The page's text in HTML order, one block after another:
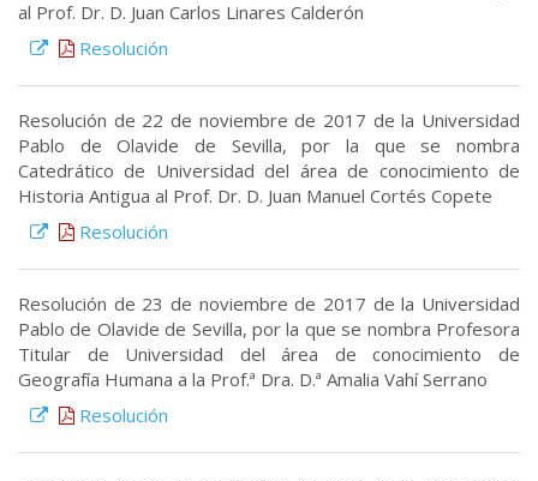
al Prof. Dr. D. Juan Carlos Linares Calderón
Resolución
Resolución de 22 de noviembre de 2017 de la Universidad
Pablo de Olavide de Sevilla, por la que se nombra
Catedrático de Universidad del área de conocimiento de
Historia Antigua al Prof. Dr. D. Juan Manuel Cortés Copete
Resolución
Resolución de 23 de noviembre de 2017 de la Universidad
Pablo de Olavide de Sevilla, por la que se nombra Profesora
Titular de Universidad del área de conocimiento de
Geografía Humana a la Prof.ª Dra. D.ª Amalia Vahí Serrano
Resolución